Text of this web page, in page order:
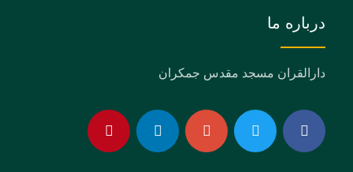
درباره ما
دارالقران مسجد مقدس جمکران